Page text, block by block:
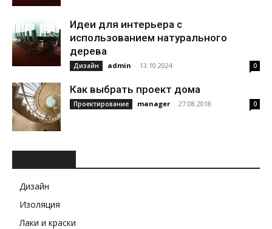
Идеи для интерьера с
использованием натурального
дерева
Дизайн admin - 13.10.2024 0
Как выбрать проект дома
Проектирование manager - 27.08.2018 0
Дизайн
Изоляция
Лаки и краски